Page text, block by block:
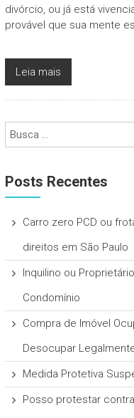
divórcio, ou já está
provável que sua mente
Leia mais
Posts Recentes
Carro zero PCD ou
direitos em São Paulo
Inquilino ou
Condomínio
Compra de Imóvel
Desocupar
Medida Protetiva
Posso protestar